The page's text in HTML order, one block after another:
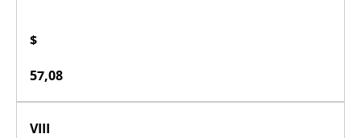
$
57,08
VIII